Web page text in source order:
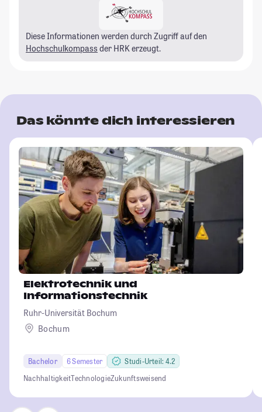
Diese Informationen werden durch Zugriff auf den
Hochschulkompass der HRK erzeugt.
Das könnte dich interessieren
Elektrotechnik und
Informationstechnik
Ruhr-Universität Bochum
Bochum
Bachelor 6 Semester
Studi-Urteil: 4.2
NachhaltigkeitTechnologieZukunftsweisend